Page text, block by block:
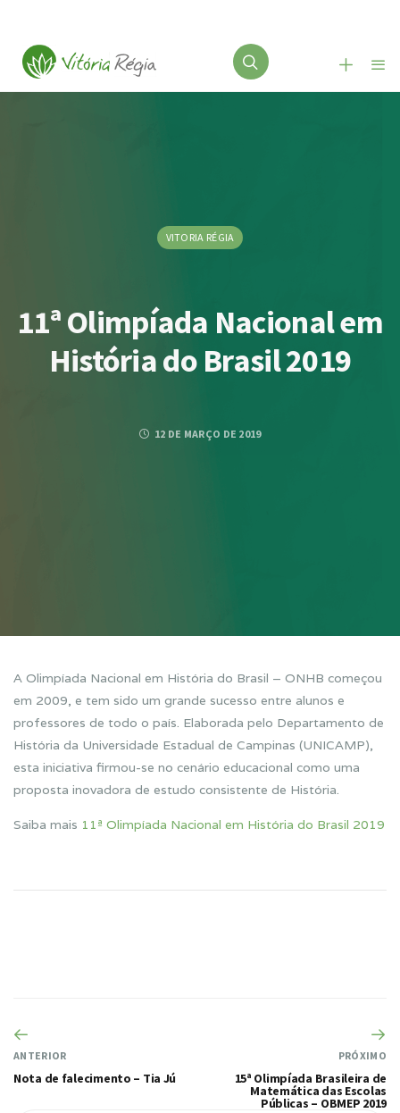
VITORIA RÉGIA
11ª Olimpíada Nacional em
História do Brasil 2019
12 DE MARÇO DE 2019
A Olimpíada Nacional em História do Brasil – ONHB começou
em 2009, e tem sido um grande sucesso entre alunos e
professores de todo o país. Elaborada pelo Departamento de
História da Universidade Estadual de Campinas (UNICAMP),
esta iniciativa firmou-se no cenário educacional como uma
proposta inovadora de estudo consistente de História.
Saiba mais 11ª Olimpíada Nacional em História do Brasil 2019
ANTERIOR
Nota de falecimento – Tia Jú
PRÓXIMO
15ª Olimpíada Brasileira de
Matemática das Escolas
Públicas – OBMEP 2019